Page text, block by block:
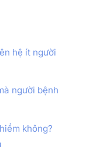
hệ ít người
người bệnh
không?